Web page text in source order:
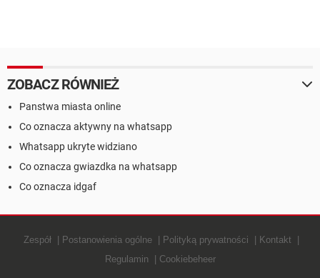
ZOBACZ RÓWNIEŻ
Panstwa miasta online
Co oznacza aktywny na whatsapp
Whatsapp ukryte widziano
Co oznacza gwiazdka na whatsapp
Co oznacza idgaf
Zespół Postanowienia ogólne Polityką prywatności
Kontakt
Regulamin
Cookiebeheer